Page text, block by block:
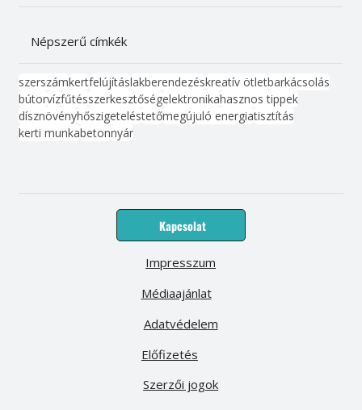
Népszerű címkék
szerszámkertfelújításlakberendezéskreatív ötletbarkácsolás
bútorvízfűtésszerkesztőségelektronikahasznos tippek
dísznövényhőszigeteléstetőmegújuló energiatisztítás
kerti munkabetonnyár
Kapcsolat
Médiaajánlat
Előfizetés
Impresszum
Adatvédelem
Szerzői jogok